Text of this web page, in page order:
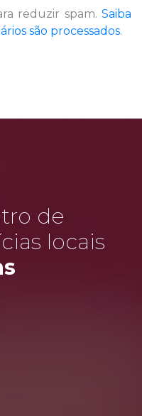
reduzir spam. Saiba
são processados.
de
locais